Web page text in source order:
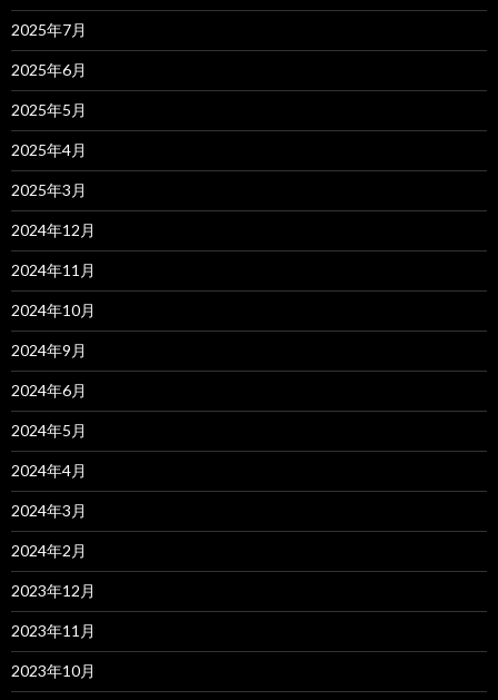
2025年7月
2025年6月
2025年5月
2025年4月
2025年3月
2024年12月
2024年11月
2024年10月
2024年9月
2024年6月
2024年5月
2024年4月
2024年3月
2024年2月
2023年12月
2023年11月
2023年10月